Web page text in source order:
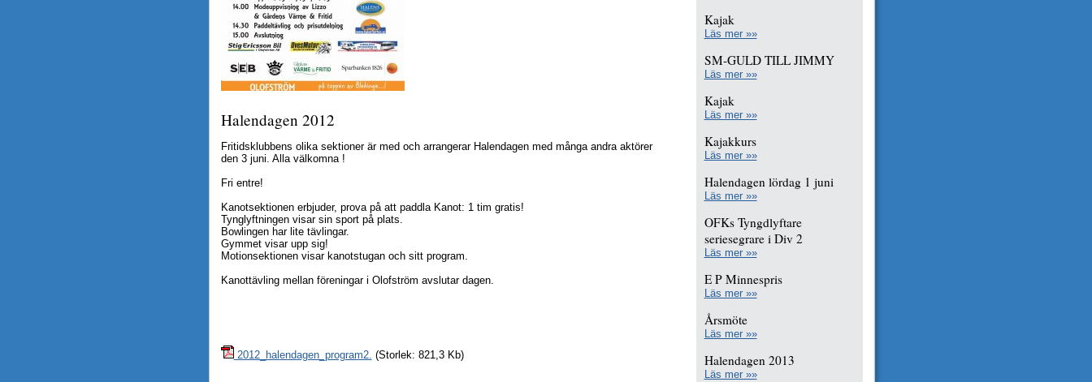
Halendagen 2012
Fritidsklubbens olika sektioner är med och arrangerar Halendagen med många andra aktörer
den 3 juni. Alla välkomna !
Fri entre!
Kanotsektionen erbjuder, prova på att paddla Kanot: 1 tim gratis!
Tynglyftningen visar sin sport på plats.
Bowlingen har lite tävlingar.
Gymmet visar upp sig!
Motionsektionen visar kanotstugan och sitt program.
Kanottävling mellan föreningar i Olofström avslutar dagen.
2012_halendagen_program2. (Storlek: 821,3 Kb)
Kajak
Läs mer »»
SM-GULD TILL JIMMY
Läs mer »»
Kajak
Läs mer »»
Kajakkurs
Läs mer »»
Halendagen lördag 1 juni
Läs mer »»
OFKs Tyngdlyftare
seriesegrare i Div 2
Läs mer »»
E P Minnespris
Läs mer »»
Årsmöte
Läs mer »»
Halendagen 2013
Läs mer »»